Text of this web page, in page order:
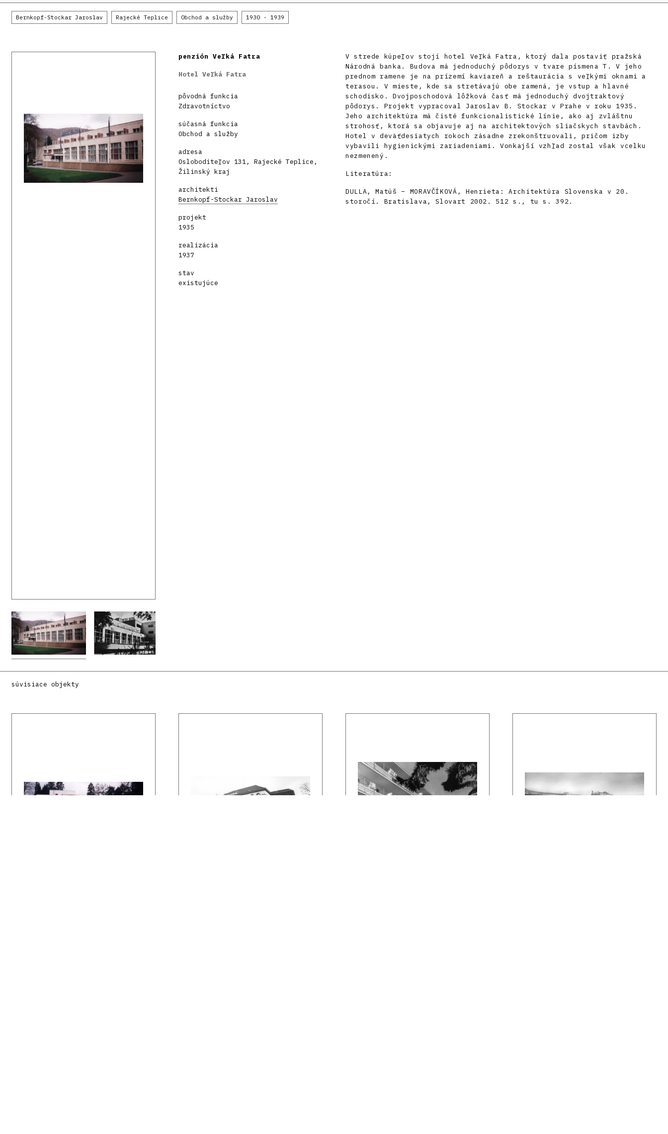
Bernkopf-Stockar Jaroslav Rajecké Teplice Obchod a služby 1930 - 1939
penzión Veľká Fatra
Hotel Veľká Fatra
pôvodná funkcia
Zdravotníctvo
súčasná funkcia
Obchod a služby
adresa
Osloboditeľov 131, Rajecké Teplice,
Žilinský kraj
architekti
Bernkopf-Stockar Jaroslav
projekt
1935
realizácia
1937
stav
existujúce
V strede kúpeľov stojí hotel Veľká Fatra, ktorý dala postaviť pražská
Národná banka. Budova má jednoduchý pôdorys v tvare písmena T. V jeho
prednom ramene je na prízemí kaviareň a reštaurácia s veľkými oknami a
terasou. V mieste, kde sa stretávajú obe ramená, je vstup a hlavné
schodisko. Dvojposchodová lôžková časť má jednoduchý dvojtraktový
pôdorys. Projekt vypracoval Jaroslav B. Stockar v Prahe v roku 1935.
Jeho architektúra má čisté funkcionalistické línie, ako aj zvláštnu
strohosť, ktorá sa objavuje aj na architektových sliačskych stavbách.
Hotel v deväťdesiatych rokoch zásadne zrekonštruovali, pričom izby
vybavili hygienickými zariadeniami. Vonkajší vzhľad zostal však vcelku
nezmenený.
Literatúra:
DULLA, Matúš – MORAVČÍKOVÁ, Henrieta: Architektúra Slovenska v 20.
storočí. Bratislava, Slovart 2002. 512 s., tu s. 392.
súvisiace objekty